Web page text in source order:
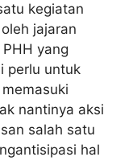
kegiatan
jajaran
yang
perlu untuk
nantinya aksi
salah satu
hal